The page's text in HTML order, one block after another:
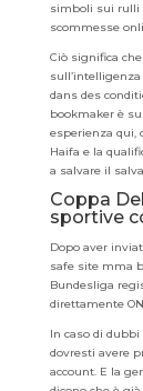
simboli sui rulli
scommesse
Ciò significa
dans des
bookmaker è
esperienza qui,
Haifa e la
a salvare il
Coppa
sportive
Dopo aver
safe site mma
Bundesliga
direttamente
In caso di
dovresti avere
account. E la